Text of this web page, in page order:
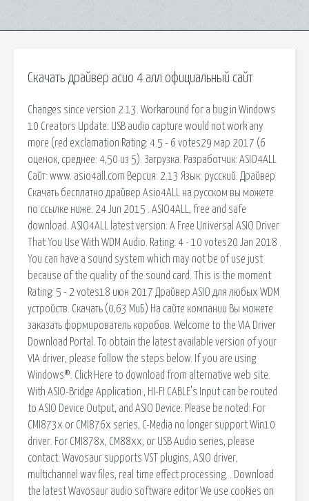
Скачать драйвер асио 4 алл официальный сайт
Changes since version 2.13. Workaround for a bug in Windows
10 Creators Update: USB audio capture would not work any
more (red exclamation Rating: 4.5 - 6 votes29 мар 2017 (6
оценок, среднее: 4,50 из 5). Загрузка. Разработчик: ASIO4ALL
Сайт: www. asio4all.com Версия: 2.13 Язык: русский. Драйвер
Скачать бесплатно драйвер Asio4ALL на русском вы можете
по ссылке ниже. 24 Jun 2015 . ASIO4ALL, free and safe
download. ASIO4ALL latest version: A Free Universal ASIO Driver
That You Use With WDM Audio. Rating: 4 - 10 votes20 Jan 2018 .
You can have a sound system which may not be of use just
because of the quality of the sound card. This is the moment
Rating: 5 - 2 votes18 июн 2017 Драйвер ASIO для любых WDM
устройств. Скачать (0,63 МиБ) На сайте компании Вы можете
заказать формирователь коробов. Welcome to the VIA Driver
Download Portal. To obtain the latest available version of your
VIA driver, please follow the steps below. If you are using
Windows®. Click Here to download from alternative web site.
With ASIO-Bridge Application , HI-FI CABLE's Input can be routed
to ASIO Device Output, and ASIO Device. Please be noted: For
CMI873x or CMI876x series, C-Media no longer support Win10
driver. For CMI878x, CM88xx, or USB Audio series, please
contact. Wavosaur supports VST plugins, ASIO driver,
multichannel wav files, real time effect processing. . Download
the latest Wavosaur audio software editor We use cookies on